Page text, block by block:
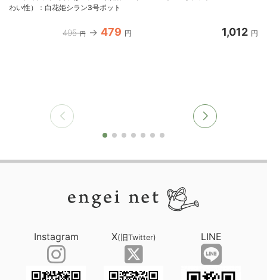
わい性）：白花姫シラン3号ポット
495 円 479 円 1,012 円
Instagram X(旧Twitter) LINE